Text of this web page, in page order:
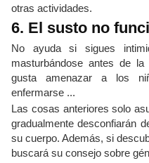
otras actividades.
6. El susto no
No ayuda si sigues
masturbándose antes de
gusta amenazar a los
enfermarse ...
Las cosas anteriores solo
gradualmente desconfiarán
su cuerpo. Además, si
buscará su consejo sobre